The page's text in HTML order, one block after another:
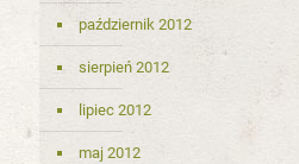
październik 2012
sierpień 2012
lipiec 2012
maj 2012